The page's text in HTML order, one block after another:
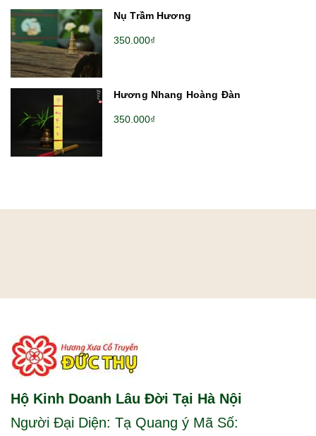
Nụ Trầm Hương
350.000₫
Hương Nhang Hoàng Đàn
350.000₫
Hộ Kinh Doanh Lâu Đời Tại Hà Nội
Người Đại Diện: Tạ Quang ý Mã Số: